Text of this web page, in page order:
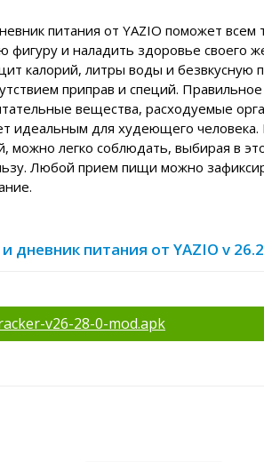
питания от YAZIO поможет
фигуру и наладить здоровье своего
калорий, литры воды и безвкусную
приправ и специй.
вещества, расходуемые
идеальным для худеющего
можно легко соблюдать, выбирая в
Любой прием пищи можно
дневник питания от YAZIO v
v26-28-0-mod.apk